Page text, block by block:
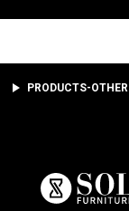
PRODUCTS-OTHER